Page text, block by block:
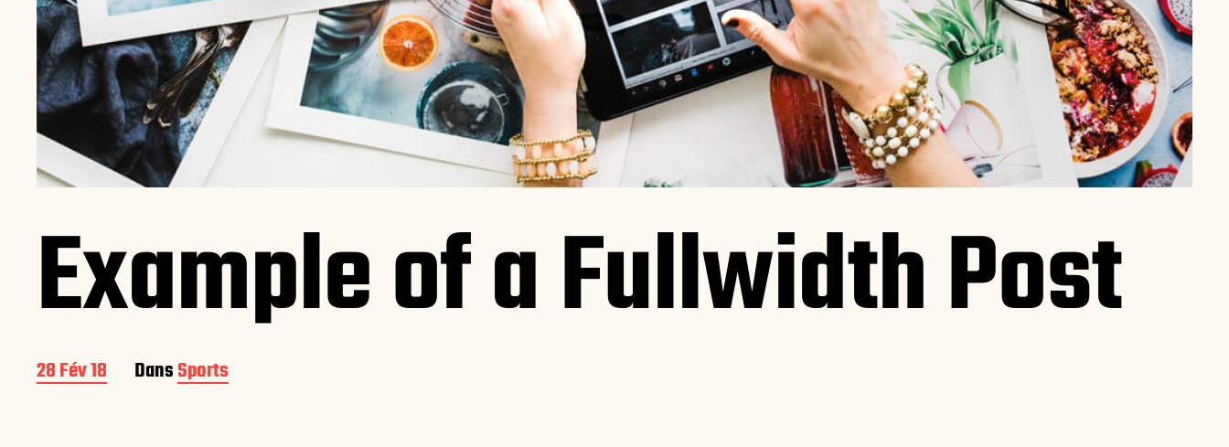
Example of a Fullwidth Post
D
a
28 Fév 18 DansSports